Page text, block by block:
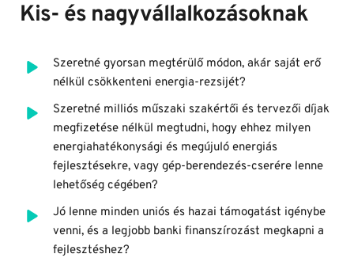
Kis- és nagyvállalkozásoknak
Szeretné gyorsan megtérülő módon, akár saját erő
nélkül csökkenteni energia-rezsijét?
Szeretné milliós műszaki szakértői és tervezői díjak
megfizetése nélkül megtudni, hogy ehhez milyen
energiahatékonysági és megújuló energiás
fejlesztésekre, vagy gép-berendezés-cserére lenne
lehetőség cégében?
Jó lenne minden uniós és hazai támogatást igénybe
venni, és a legjobb banki finanszírozást megkapni a
fejlesztéshez?